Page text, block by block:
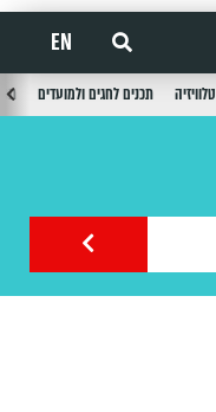
EN
טלוויזיה תכנים לחגים ולמועדים